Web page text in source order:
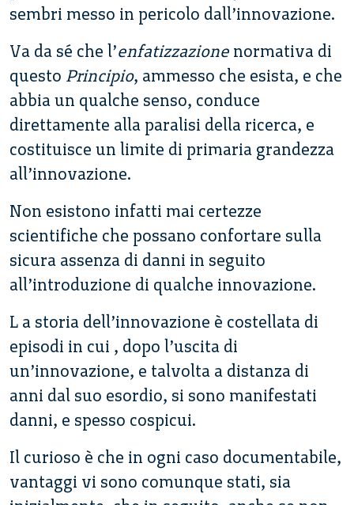
sembri messo in pericolo dall’innovazione.
Va da sé che l’enfatizzazione normativa di
questo Principio, ammesso che esista, e che
abbia un qualche senso, conduce
direttamente alla paralisi della ricerca, e
costituisce un limite di primaria grandezza
all’innovazione.
Non esistono infatti mai certezze
scientifiche che possano confortare sulla
sicura assenza di danni in seguito
all’introduzione di qualche innovazione.
L a storia dell’innovazione è costellata di
episodi in cui , dopo l’uscita di
un’innovazione, e talvolta a distanza di
anni dal suo esordio, si sono manifestati
danni, e spesso cospicui.
Il curioso è che in ogni caso documentabile,
vantaggi vi sono comunque stati, sia